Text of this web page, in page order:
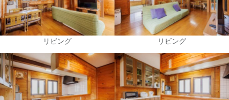
リビング リビング